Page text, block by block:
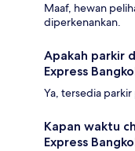
Maaf, hewan
diperkenankan.
Apakah parkir
Express
Ya, tersedia
Kapan waktu
Express